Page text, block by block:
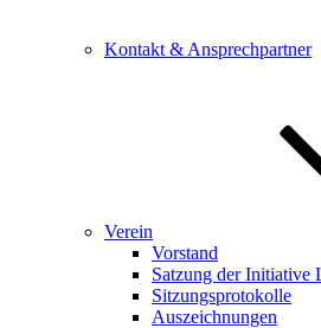
Kontakt & Ansprechpartner
Verein
Vorstand
Satzung der Initiative
Sitzungsprotokolle
Auszeichnungen